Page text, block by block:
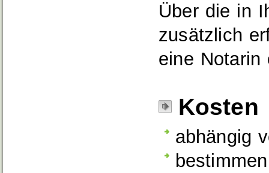
Über die in
zusätzlich
eine Notarin
Kosten
abhängig